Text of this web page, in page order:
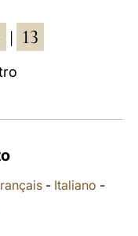
العربيّة13
- Italiano -